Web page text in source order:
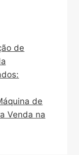
de
de
Venda na